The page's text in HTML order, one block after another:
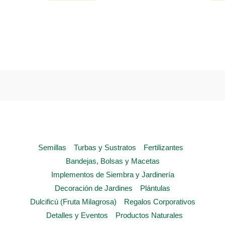
product
page
Semillas Turbas y Sustratos
Fertilizantes
Bandejas, Bolsas y Macetas
Implementos de Siembra y Jardinería
Decoración de Jardines
Plántulas
Dulcificú (Fruta Milagrosa)
Regalos Corporativos
Detalles y Eventos
Productos Naturales